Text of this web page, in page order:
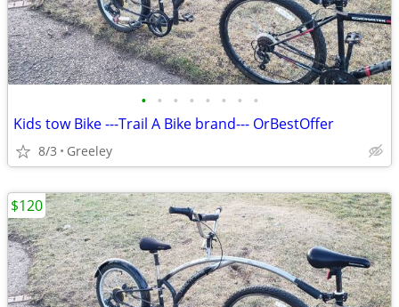
• • • • • • • •
Kids tow Bike ---Trail A Bike brand--- OrBestOffer
8/3 Greeley
$120